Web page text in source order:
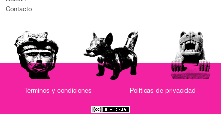
Contacto
Términos y condiciones Políticas de privacidad